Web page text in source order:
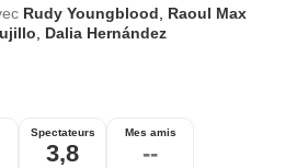
Rudy Youngblood
Raoul Max
Dalia Hernández
Spectateurs
3,8
Mes amis
--